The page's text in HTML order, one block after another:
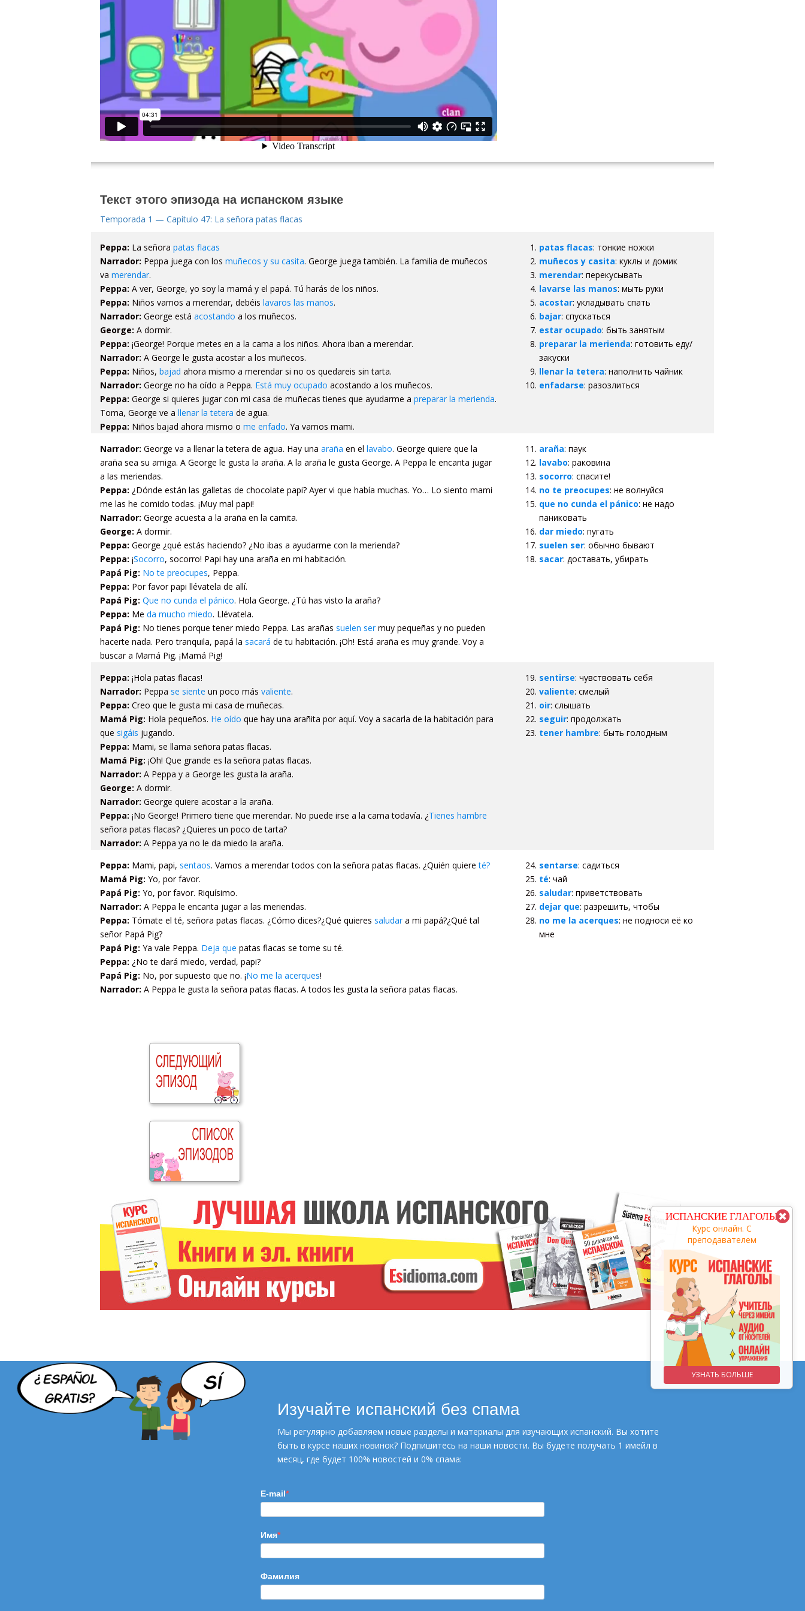
ИСПАНСКИЕ ГЛАГОЛЫ
Курс онлайн. С
преподавателем
КУРС С
ПРЕПОДАВАТЕЛЕМ
заговори за 3 месяца
ИСПАНСКИЕ ГЛАГОЛЫ
Курс онлайн. С
преподавателем
УЗНАТЬ БОЛЬШЕ
Текст этого эпизода на испанском языке
Temporada 1 — Capítulo 47: La señora patas flacas
Peppa: La señora patas flacas
Narrador: Peppa juega con los muñecos y su casita. George juega también. La familia de muñecos
va merendar.
Peppa: A ver, George, yo soy la mamá y el papá. Tú harás de los niños.
Peppa: Niños vamos a merendar, debéis lavaros las manos.
Narrador: George está acostando a los muñecos.
George: A dormir.
Peppa: ¡George! Porque metes en a la cama a los niños. Ahora iban a merendar.
Narrador: A George le gusta acostar a los muñecos.
Peppa: Niños, bajad ahora mismo a merendar si no os quedareis sin tarta.
Narrador: George no ha oído a Peppa. Está muy ocupado acostando a los muñecos.
Peppa: George si quieres jugar con mi casa de muñecas tienes que ayudarme a preparar la merienda.
Toma, George ve a llenar la tetera de agua.
Peppa: Niños bajad ahora mismo o me enfado. Ya vamos mami.
patas flacas: тонкие ножки
muñecos y casita: куклы и домик
merendar: перекусывать
lavarse las manos: мыть руки
acostar: укладывать спать
bajar: спускаться
estar ocupado: быть занятым
preparar la merienda: готовить еду/
закуски
llenar la tetera: наполнить чайник
enfadarse: разозлиться
Narrador: George va a llenar la tetera de agua. Hay una araña en el lavabo. George quiere que la
araña sea su amiga. A George le gusta la araña. A la araña le gusta George. A Peppa le encanta jugar
a las meriendas.
Peppa: ¿Dónde están las galletas de chocolate papi? Ayer vi que había muchas. Yo… Lo siento mami
me las he comido todas. ¡Muy mal papi!
Narrador: George acuesta a la araña en la camita.
George: A dormir.
Peppa: George ¿qué estás haciendo? ¿No ibas a ayudarme con la merienda?
Peppa: ¡Socorro, socorro! Papi hay una araña en mi habitación.
Papá Pig: No te preocupes, Peppa.
Peppa: Por favor papi llévatela de allí.
Papá Pig: Que no cunda el pánico. Hola George. ¿Tú has visto la araña?
Peppa: Me da mucho miedo. Llévatela.
Papá Pig: No tienes porque tener miedo Peppa. Las arañas suelen sermuy pequeñas y no pueden
hacerte nada. Pero tranquila, papá la sacará de tu habitación. ¡Oh! Está araña es muy grande. Voy a
buscar a Mamá Pig. ¡Mamá Pig!
araña: паук
lavabo: раковина
socorro: спасите!
no te preocupes: не волнуйся
que no cunda el pánico: не надо
паниковать
dar miedo: пугать
suelen ser: обычно бывают
sacar: доставать, убирать
Peppa: ¡Hola patas flacas!
Narrador: Peppa se siente un poco más valiente.
Peppa: Creo que le gusta mi casa de muñecas.
Mamá Pig: Hola pequeños. He oído que hay una arañita por aquí. Voy a sacarla de la habitación para
que sigáis jugando.
Peppa: Mami, se llama señora patas flacas.
Mamá Pig: ¡Oh! Que grande es la señora patas flacas.
Narrador: A Peppa y a George les gusta la araña.
George: A dormir.
Narrador: George quiere acostar a la araña.
Peppa: ¡No George! Primero tiene que merendar. No puede irse a la cama todavía. ¿Tienes hambre
señora patas flacas? ¿Quieres un poco de tarta?
Narrador: A Peppa ya no le da miedo la araña.
sentirse: чувствовать себя
valiente: смелый
oir: слышать
seguir: продолжать
tener hambre: быть голодным
Peppa: Mami, papi, sentaos. Vamos a merendar todos con la señora patas flacas. ¿Quién quiereté?
Mamá Pig: Yo, por favor.
Papá Pig: Yo, por favor. Riquísimo.
Narrador: A Peppa le encanta jugar a las meriendas.
Peppa: Tómate el té, señora patas flacas. ¿Cómo dices?¿Qué quieres saludara mi papá?¿Qué tal
señor Papá Pig?
Papá Pig: Ya vale Peppa. Deja que patas flacas se tome su té.
Peppa: ¿No te dará miedo, verdad, papi?
Papá Pig: No, por supuesto que no. ¡No me la acerques!
Narrador: A Peppa le gusta la señora patas flacas. A todos les gusta la señora patas flacas.
sentarse: садиться
té: чай
saludar: приветствовать
dejar que: разрешить, чтобы
no me la acerques: не подноси её ко
мне
Изучайте испанский без спама
Мы регулярно добавляем новые разделы и материалы для изучающих испанский. Вы хотите
быть в курсе наших новинок? Подпишитесь на наши новости. Вы будете получать 1 имейл в
месяц, где будет 100% новостей и 0% спама:
E-mail
Имя
Фамилия